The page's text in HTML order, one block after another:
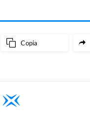
Copia